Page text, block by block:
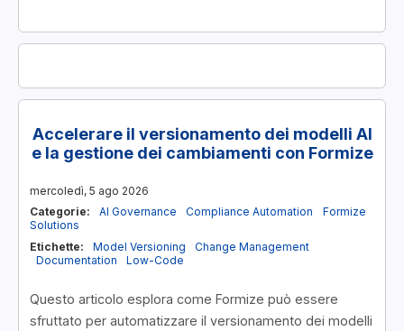
Accelerare il versionamento dei modelli AI
e la gestione dei cambiamenti con Formize
mercoledì, 5 ago 2026
Categorie:
AI Governance Compliance Automation
Formize
Solutions
Etichette:
Model Versioning
Change Management
Documentation
Low-Code
Questo articolo esplora come Formize può essere
sfruttato per automatizzare il versionamento dei modelli